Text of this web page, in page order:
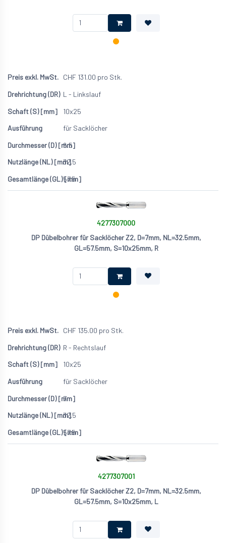
CHF 131.00 pro Stk.
L - Linkslauf
10x25
für Sacklöcher
6.5
32.5
57.5
4277307000
DP Dübelbohrer für Sacklöcher Z2, D=7mm, NL=32.5mm,
GL=57.5mm, S=10x25mm, R
CHF 135.00 pro Stk.
R - Rechtslauf
10x25
für Sacklöcher
7
32.5
57.5
4277307001
DP Dübelbohrer für Sacklöcher Z2, D=7mm, NL=32.5mm,
GL=57.5mm, S=10x25mm, L